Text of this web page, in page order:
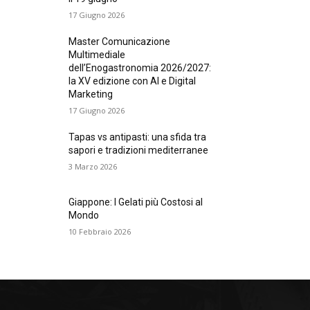
17 Giugno 2026
Master Comunicazione
Multimediale
dell’Enogastronomia 2026/2027:
la XV edizione con AI e Digital
Marketing
17 Giugno 2026
Tapas vs antipasti: una sfida tra
sapori e tradizioni mediterranee
3 Marzo 2026
Giappone: I Gelati più Costosi al
Mondo
10 Febbraio 2026